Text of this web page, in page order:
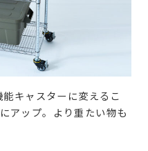
キャスターに変えるこ
ップ。より重たい物も